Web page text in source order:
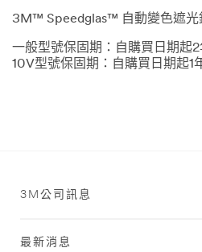
3M™ Speedglas™ 自動變色遮光
一般型號保固期：自購買日期起2
10V型號保固期：自購買日期起1
3M公司訊息
最新消息